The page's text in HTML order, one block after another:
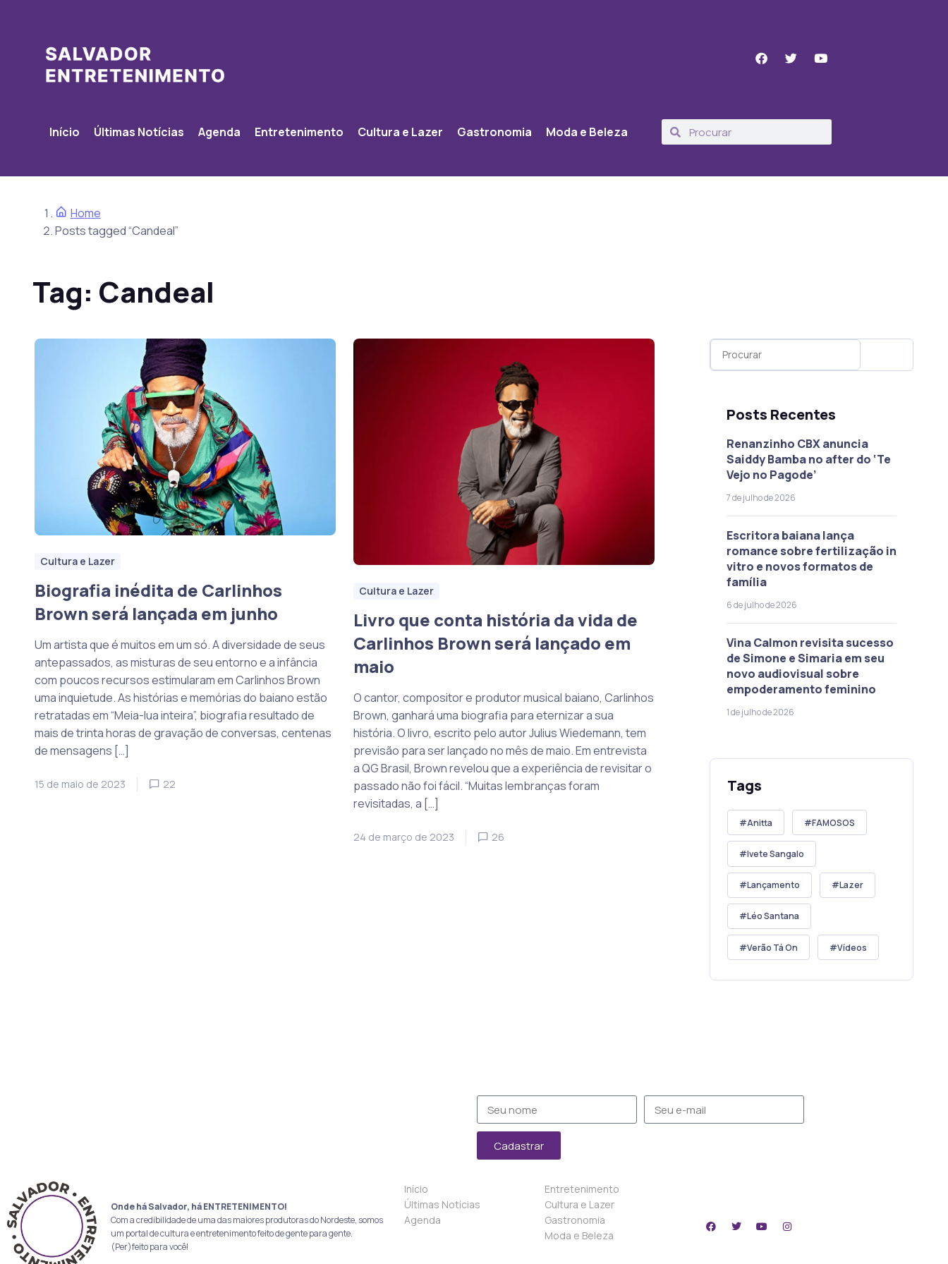
Início Últimas Notícias Agenda Entretenimento Cultura e Lazer Gastronomia Moda e Beleza
Home
Posts tagged “Candeal”
Tag: Candeal
Cultura e Lazer
Biografia inédita de Carlinhos
Brown será lançada em junho
Um artista que é muitos em um só. A diversidade de seus
antepassados, as misturas de seu entorno e a infância
com poucos recursos estimularam em Carlinhos Brown
uma inquietude. As histórias e memórias do baiano estão
retratadas em “Meia-lua inteira”, biografia resultado de
mais de trinta horas de gravação de conversas, centenas
de mensagens […]
15 de maio de 2023 22
Cultura e Lazer
Livro que conta história da vida de
Carlinhos Brown será lançado em
maio
O cantor, compositor e produtor musical baiano, Carlinhos
Brown, ganhará uma biografia para eternizar a sua
história. O livro, escrito pelo autor Julius Wiedemann, tem
previsão para ser lançado no mês de maio. Em entrevista
a QG Brasil, Brown revelou que a experiência de revisitar o
passado não foi fácil. “Muitas lembranças foram
revisitadas, a […]
24 de março de 2023 26
Posts Recentes
Renanzinho CBX anuncia
Saiddy Bamba no after do ‘Te
Vejo no Pagode’
7 de julho de 2026
Escritora baiana lança
romance sobre fertilização in
vitro e novos formatos de
família
6 de julho de 2026
Vina Calmon revisita sucesso
de Simone e Simaria em seu
novo audiovisual sobre
empoderamento feminino
1 de julho de 2026
Tags
Anitta FAMOSOS
Ivete Sangalo
Lançamento Lazer
Léo Santana
Verão Tá On Vídeos
Cadastrar
Onde há Salvador, há ENTRETENIMENTO!
Com a credibilidade de uma das maiores produtoras do Nordeste, somos
um portal de cultura e entretenimento feito de gente para gente.
(Per)feito para você!
Início
Últimas Notícias
Agenda
Entretenimento
Cultura e Lazer
Gastronomia
Moda e Beleza